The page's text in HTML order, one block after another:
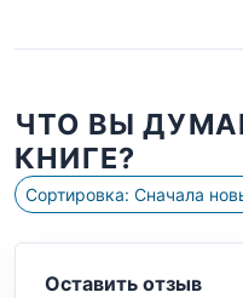
ЧТО ВЫ
КНИГЕ?
Сортировка: Сначала
Оставить отзыв